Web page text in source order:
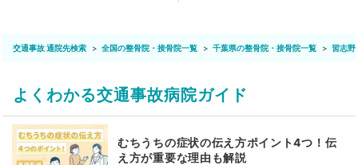
交通事故 通院先検索 全国の整骨院・接骨院一覧 千葉県の整骨院・接骨院一覧 習志野
よくわかる交通事故病院ガイド
むちうちの症状の伝え方ポイント4つ！伝
え方が重要な理由も解説